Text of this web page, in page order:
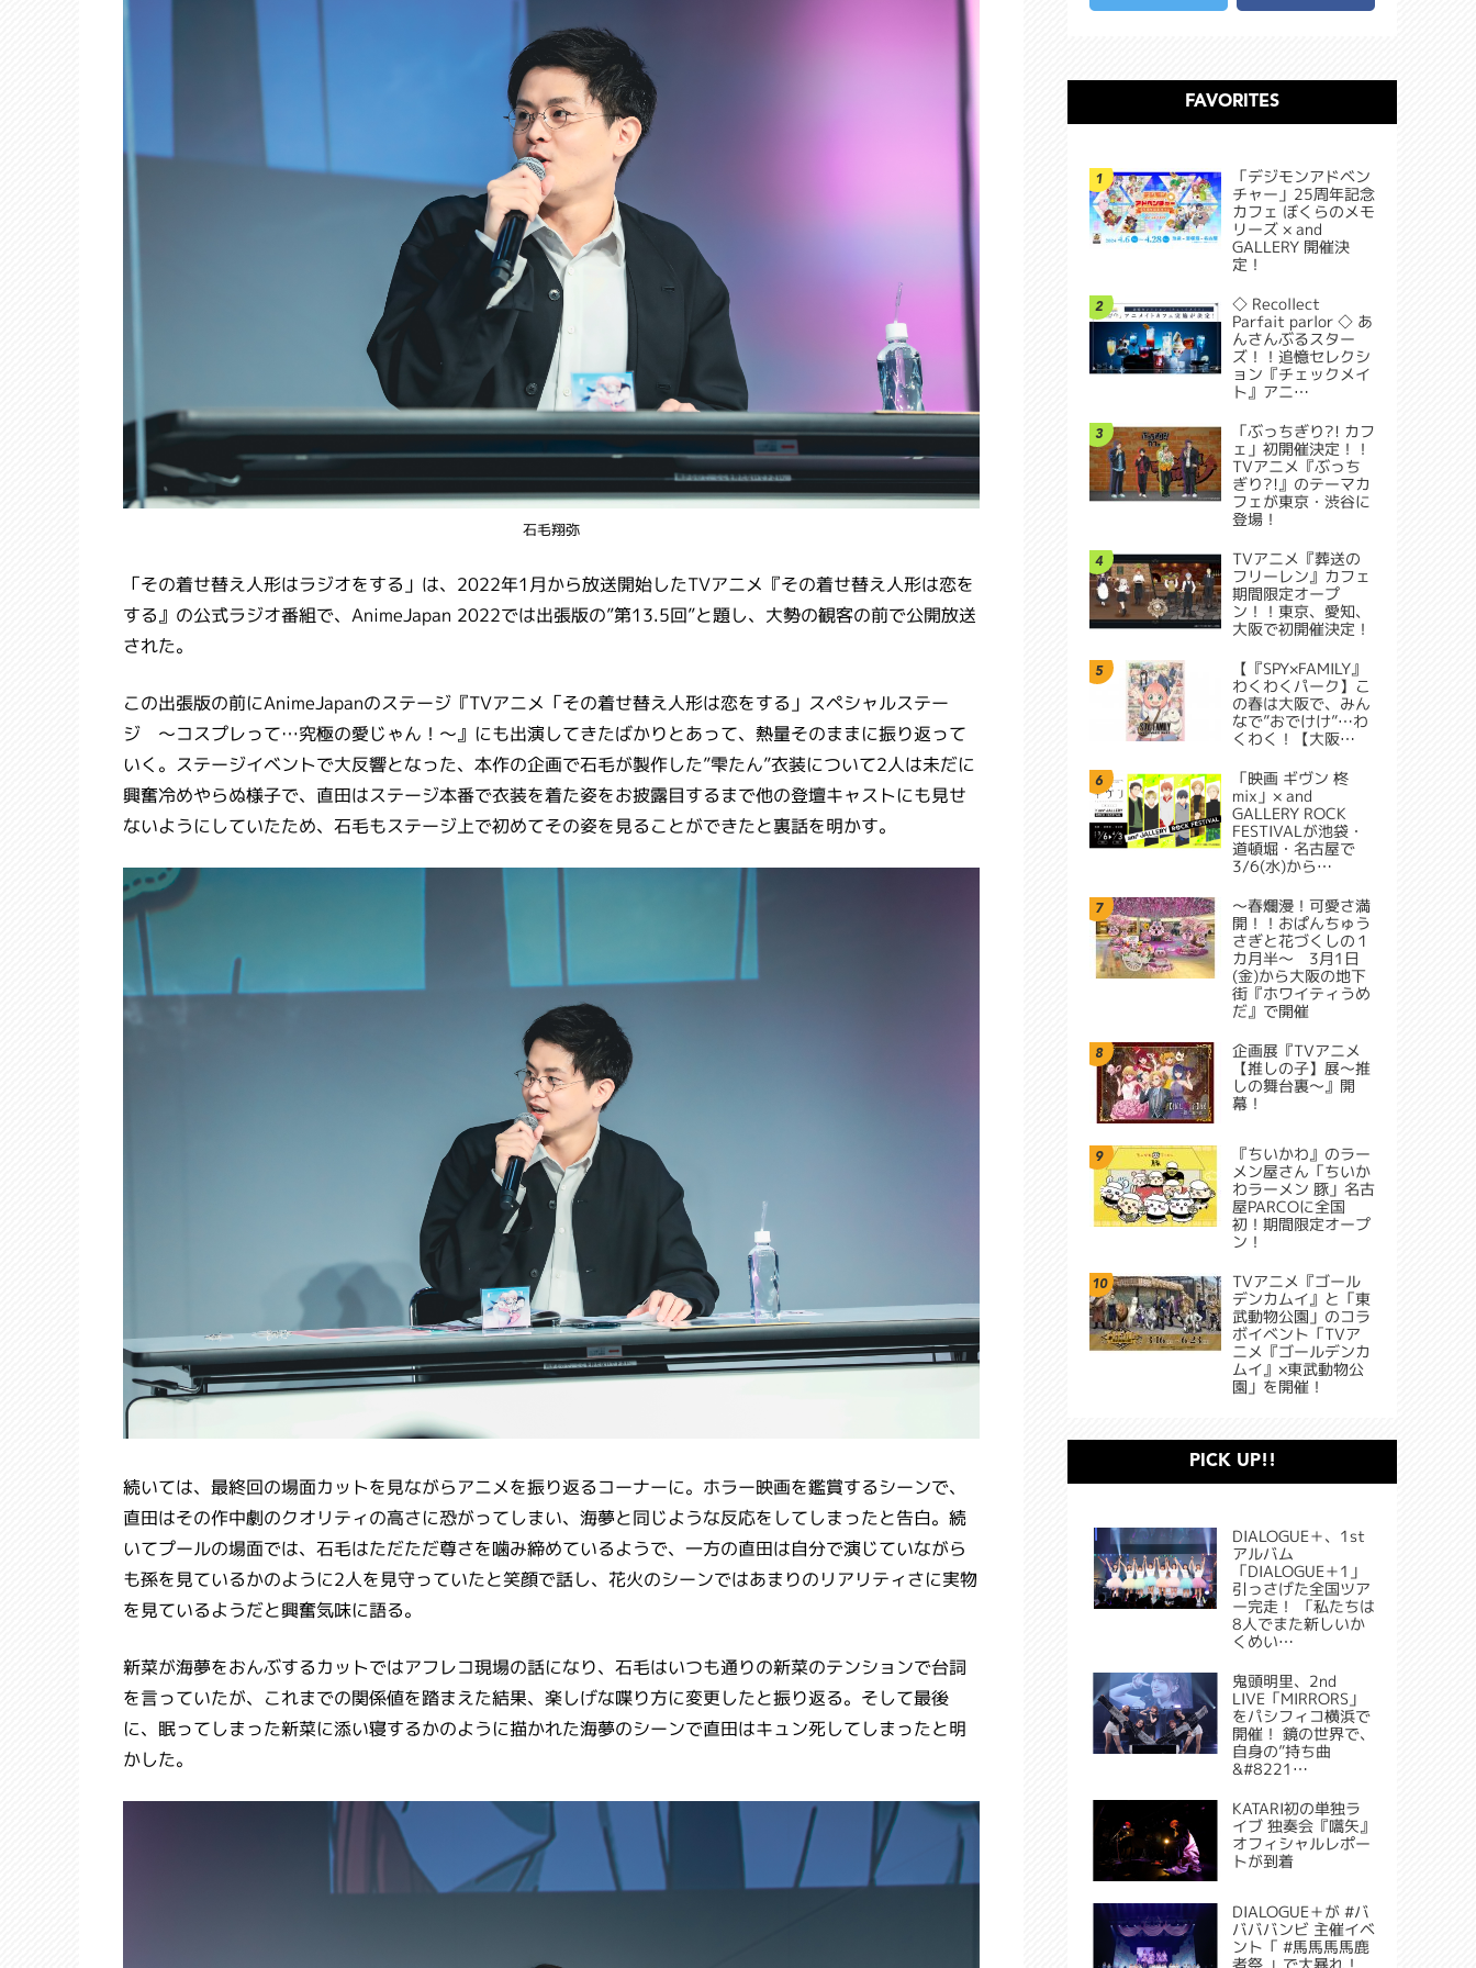
FAVORITES
1
「デジモンアドベン
チャー」25周年記念
カフェ ぼくらのメモ
リーズ × and
GALLERY 開催決
定！
2
◇ Recollect
Parfait parlor ◇ あ
んさんぶるスター
ズ！！追憶セレクシ
ョン『チェックメイ
ト』アニ…
3
「ぶっちぎり?! カフ
ェ」初開催決定！！
TVアニメ『ぶっち
ぎり?!』のテーマカ
フェが東京・渋谷に
登場！
4
TVアニメ『葬送の
フリーレン』カフェ
期間限定オープ
ン！！東京、愛知、
大阪で初開催決定！
5
【『SPY×FAMILY』
わくわくパーク】こ
の春は大阪で、みん
なで”おでけけ”…わ
くわく！【大阪…
6
「映画 ギヴン 柊
mix」× and
GALLERY ROCK
FESTIVALが池袋・
道頓堀・名古屋で
3/6(水)から…
7
～春爛漫！可愛さ満
開！！おぱんちゅう
さぎと花づくしの１
カ月半～ 3月1日
(金)から大阪の地下
街『ホワイティうめ
だ』で開催
8
企画展『TVアニメ
【推しの子】展～推
しの舞台裏～』開
幕！
9
『ちいかわ』のラー
メン屋さん「ちいか
わラーメン 豚」名古
屋PARCOに全国
初！期間限定オープ
ン！
10
TVアニメ『ゴール
デンカムイ』と「東
武動物公園」のコラ
ボイベント「TVア
ニメ『ゴールデンカ
ムイ』×東武動物公
園」を開催！
PICK UP!!
DIALOGUE＋、1st
アルバム
「DIALOGUE＋1」
引っさげた全国ツア
ー完走！ 「私たちは
8人でまた新しいか
くめい…
鬼頭明里、2nd
LIVE「MIRRORS」
をパシフィコ横浜で
開催！ 鏡の世界で、
自身の”持ち曲
&#8221…
KATARI初の単独ラ
イブ 独奏会『嚆矢』
オフィシャルレポー
トが到着
DIALOGUE＋が #バ
バババンビ 主催イベ
ント「 #馬馬馬馬鹿
石毛翔弥
「その着せ替え人形はラジオをする」は、2022年1月から放送開始したTVアニメ『その着せ替え人形は恋を
する』の公式ラジオ番組で、AnimeJapan 2022では出張版の”第13.5回”と題し、大勢の観客の前で公開放送
された。
この出張版の前にAnimeJapanのステージ『TVアニメ「その着せ替え人形は恋をする」スペシャルステー
ジ ～コスプレって…究極の愛じゃん！～』にも出演してきたばかりとあって、熱量そのままに振り返って
いく。ステージイベントで大反響となった、本作の企画で石毛が製作した”雫たん”衣装について2人は未だに
興奮冷めやらぬ様子で、直田はステージ本番で衣装を着た姿をお披露目するまで他の登壇キャストにも見せ
ないようにしていたため、石毛もステージ上で初めてその姿を見ることができたと裏話を明かす。
続いては、最終回の場面カットを見ながらアニメを振り返るコーナーに。ホラー映画を鑑賞するシーンで、
直田はその作中劇のクオリティの高さに恐がってしまい、海夢と同じような反応をしてしまったと告白。続
いてプールの場面では、石毛はただただ尊さを噛み締めているようで、一方の直田は自分で演じていながら
も孫を見ているかのように2人を見守っていたと笑顔で話し、花火のシーンではあまりのリアリティさに実物
を見ているようだと興奮気味に語る。
新菜が海夢をおんぶするカットではアフレコ現場の話になり、石毛はいつも通りの新菜のテンションで台詞
を言っていたが、これまでの関係値を踏まえた結果、楽しげな喋り方に変更したと振り返る。そして最後
に、眠ってしまった新菜に添い寝するかのように描かれた海夢のシーンで直田はキュン死してしまったと明
かした。